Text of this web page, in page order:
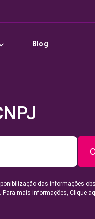
Blog
das informações
Para mais informações, Clique